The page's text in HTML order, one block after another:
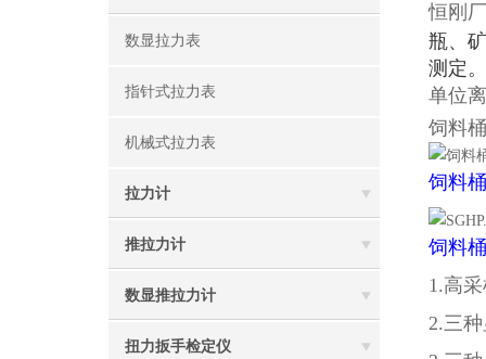
数显拉力表
指针式拉力表
机械式拉力表
拉力计
推拉力计
数显推拉力计
扭力扳手检定仪
恒刚
瓶、
测定。
单位
饲料
饲料
饲料
1.高
2.三